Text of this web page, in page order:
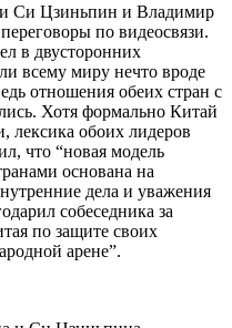
Си Цзиньпин и Владимир
по видеосвязи.
в двусторонних
всему миру нечто вроде
отношения обеих стран с
Хотя формально Китай
лексика обоих лидеров
что “новая модель
основана на
дела и уважения
собеседника за
по защите своих
арене”.